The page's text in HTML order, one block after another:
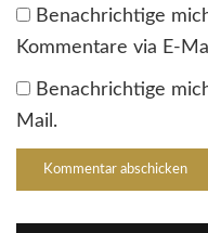
Benachrichtige
Kommentare via E-
Benachrichtige
Mail.